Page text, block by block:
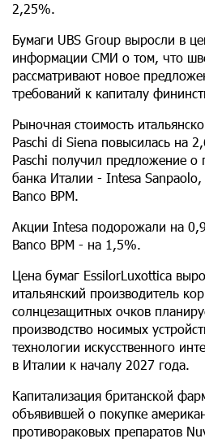
2,25%.
Бумаги UBS Group выросли в
информации СМИ о том, что
рассматривают новое
требований к капиталу
Рыночная стоимость
Paschi di Siena повысилась на
Paschi получил предложение о
банка Италии - Intesa Sanpaolo,
Banco BPM.
Акции Intesa подорожали на
Banco BPM - на 1,5%.
Цена бумаг EssilorLuxottica
итальянский производитель
солнцезащитных очков
производство носимых
технологии искусственного
в Италии к началу 2027 года.
Капитализация британской
объявившей о покупке
противораковых препаратов